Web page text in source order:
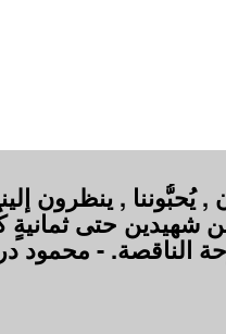
, ينظرون
من شهيدين حتى
الناقصة. -